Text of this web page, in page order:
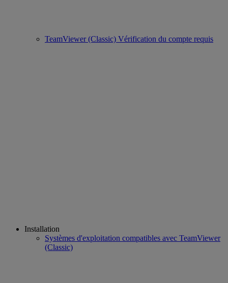
TeamViewer (Classic) Vérification du compte requis
Installation
Systèmes d'exploitation compatibles avec TeamViewer
(Classic)